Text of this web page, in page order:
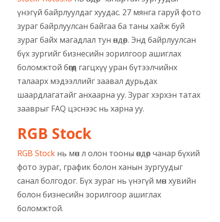
үнэгүй байрлуулдаг хуудас. 27 мянга гаруй фото
зураг байрлуулсан байгаа ба таны хайж буй
зураг байх магадлал тун өндөр. Энд байрлуулсан
бүх зургийг бизнесийн зорилгоор ашиглах
боломжтой бөгөөд гагцхүү уран бүтээлчийнх
талаарх мэдээллийг заавал дурьдах
шаардлагатайг анхаарна уу. Зураг хэрхэн татах
зааврыг FAQ цэснээс нь харна уу.
RGB Stock
RGB Stock нь мөн л олон тооны өндөр чанар бүхий
фото зураг, график болон ханын зургуудыг
санал болгодог. Бүх зураг нь үнэгүй мөн хувийн
болон бизнесийн зорилгоор ашиглах
боломжтой.